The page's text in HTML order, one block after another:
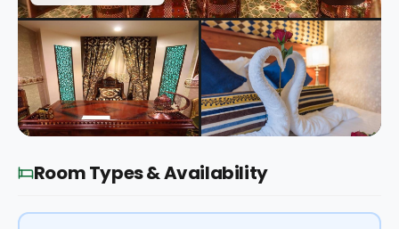
Room Types & Availability